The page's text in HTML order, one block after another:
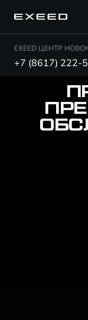
EXEED ЦЕНТР
+7 (8617) 222-